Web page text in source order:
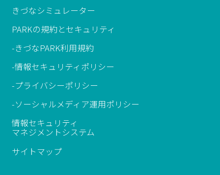
きづなシミュレーター
PARKの規約とセキュリティ
-きづなPARK利用規約
-情報セキュリティポリシー
-プライバシーポリシー
-ソーシャルメディア運用ポリシー
情報セキュリティ
マネジメントシステム
サイトマップ